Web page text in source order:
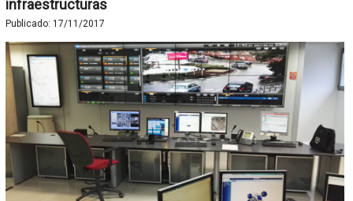
infraestructuras
Publicado: 17/11/2017